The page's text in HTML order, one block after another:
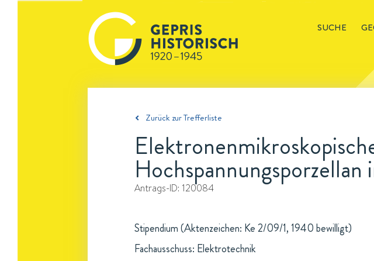
SUCHE
Zurück zur Trefferliste
Antrags-ID: 120084
Stipendium (Aktenzeichen: Ke 2/09/1, 1940 bewilligt)
Fachausschuss: Elektrotechnik